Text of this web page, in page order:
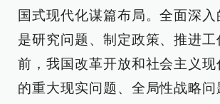
国式现代化谋篇布局。全面深入
是研究问题、制定政策、推进工
前，我国改革开放和社会主义
的重大现实问题、全局性战略